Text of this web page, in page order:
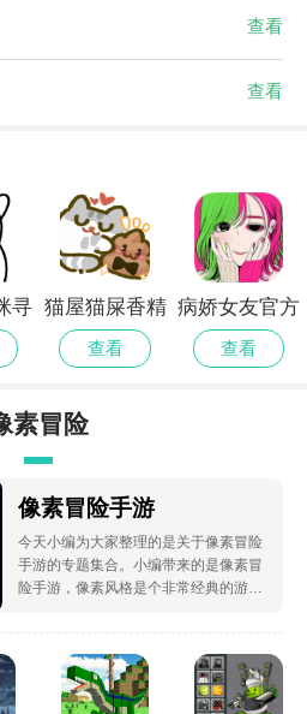
查看
查看
寻 猫屋猫屎香精
简版
查看
病娇女友官方
正式版
查看
素冒险
像素冒险手游
今天小编为大家整理的是关于像素冒险
手游的专题集合。小编带来的是像素冒
险手游，像素风格是个非常经典的游戏
素游戏任然占据一席之地，下面小编为
大家带来这类经典的游戏，感兴趣的朋
友欢迎来下载体验。